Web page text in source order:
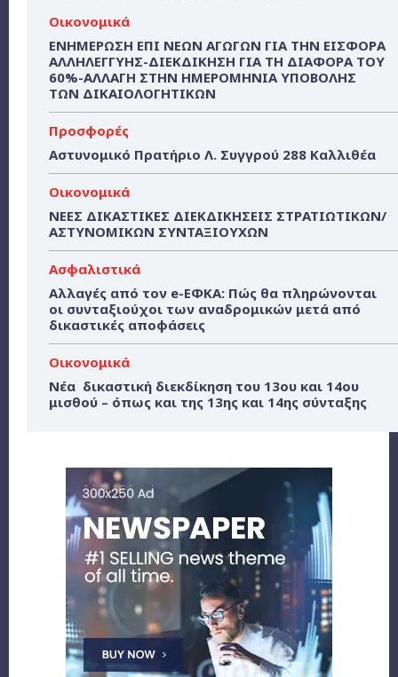
Οικονομικά
ΕΝΗΜΕΡΩΣΗ ΕΠΙ ΝΕΩΝ ΑΓΩΓΩΝ ΓΙΑ ΤΗΝ ΕΙΣΦΟΡΑ
ΑΛΛΗΛΕΓΓΥΗΣ-ΔΙΕΚΔΙΚΗΣΗ ΓΙΑ ΤΗ ΔΙΑΦΟΡΑ ΤΟΥ
60%-ΑΛΛΑΓΗ ΣΤΗΝ ΗΜΕΡΟΜΗΝΙΑ ΥΠΟΒΟΛΗΣ
ΤΩΝ ΔΙΚΑΙΟΛΟΓΗΤΙΚΩΝ
Προσφορές
Αστυνομικό Πρατήριο Λ. Συγγρού 288 Καλλιθέα
Οικονομικά
ΝΕΕΣ ΔΙΚΑΣΤΙΚΕΣ ΔΙΕΚΔΙΚΗΣΕΙΣ ΣΤΡΑΤΙΩΤΙΚΩΝ/
ΑΣΤΥΝΟΜΙΚΩΝ ΣΥΝΤΑΞΙΟΥΧΩΝ
Ασφαλιστικά
Αλλαγές από τον e-ΕΦΚΑ: Πώς θα πληρώνονται
οι συνταξιούχοι των αναδρομικών μετά από
δικαστικές αποφάσεις
Οικονομικά
Νέα δικαστική διεκδίκηση του 13ου και 14ου
μισθού – όπως και της 13ης και 14ης σύνταξης